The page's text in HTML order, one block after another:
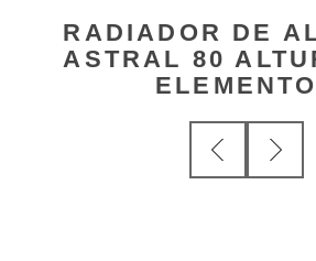
RADIADOR DE
ASTRAL 80